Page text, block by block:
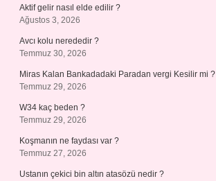
Aktif gelir nasıl elde edilir ?
Ağustos 3, 2026
Avcı kolu nerededir ?
Temmuz 30, 2026
Miras Kalan Bankadadaki Paradan vergi Kesilir mi ?
Temmuz 29, 2026
W34 kaç beden ?
Temmuz 29, 2026
Koşmanın ne faydası var ?
Temmuz 27, 2026
Ustanın çekici bin altın atasözü nedir ?